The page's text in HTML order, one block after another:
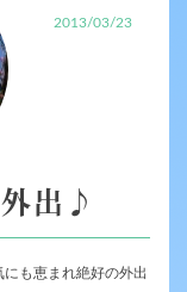
2013/03/23
外出♪
も恵まれ絶好の外出